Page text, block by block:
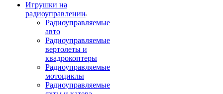
Игрушки на
радиоуправлении
Радиоуправляемые
авто
Радиоуправляемые
вертолеты и
квадрокоптеры
Радиоуправляемые
мотоциклы
Радиоуправляемые